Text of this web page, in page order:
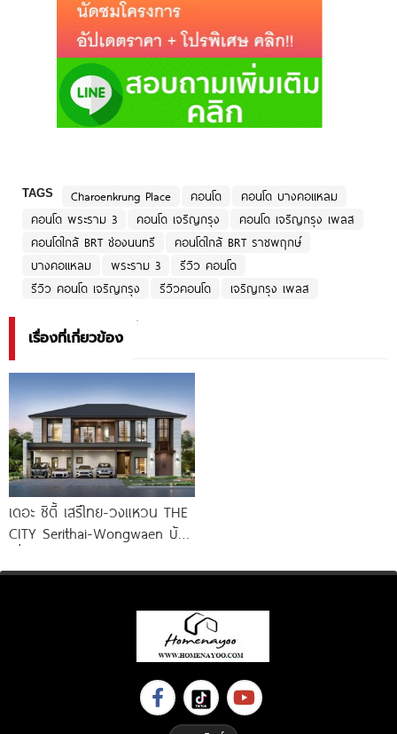
TAGS Charoenkrung Place คอนโด
คอนโด บางคอแหลม
คอนโด พระราม 3
คอนโด เจริญกรุง
คอนโด เจริญกรุง เพลส
คอนโดใกล้ BRT ช่องนนทรี
คอนโดใกล้ BRT ราชพฤกษ์
บางคอแหลม
พระราม 3
รีวิว คอนโด
รีวิว คอนโด เจริญกรุง
รีวิวคอนโด เจริญกรุง เพลส
เรื่องที่เกี่ยวข้อง
เดอะ ซิตี้ เสรีไทย-วงแหวน THE
CITY Serithai-Wongwaen บ้าน